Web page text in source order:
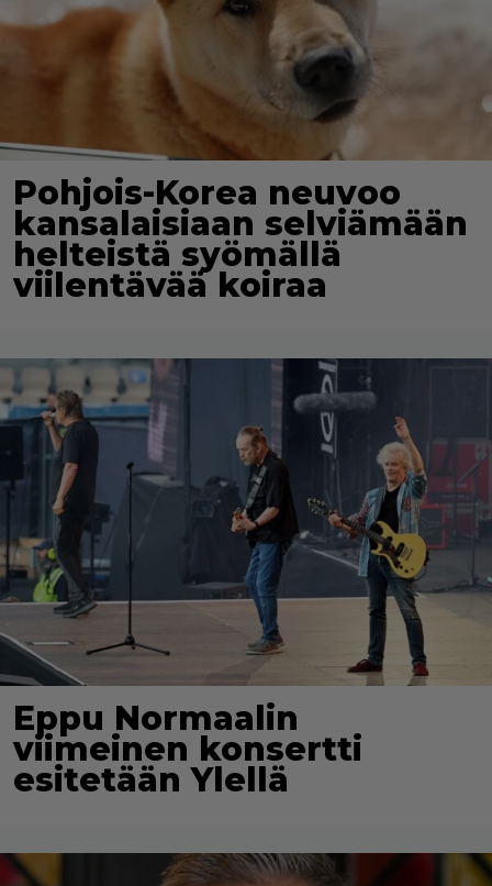
Pohjois-Korea neuvoo
kansalaisiaan selviämään
helteistä syömällä
viilentävää koiraa
Eppu Normaalin
viimeinen konsertti
esitetään Ylellä